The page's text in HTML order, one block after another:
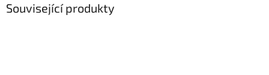
Související produkty